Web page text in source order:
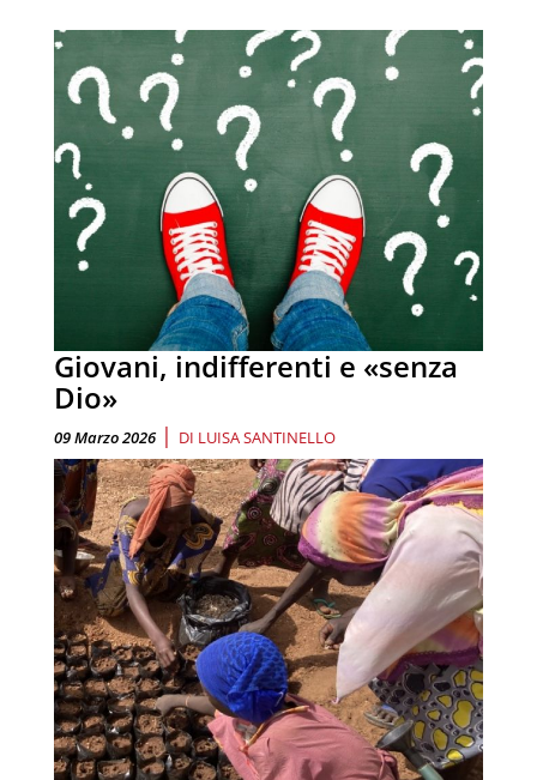
Giovani, indifferenti e «senza
Dio»
09 Marzo 2026 | DI LUISA SANTINELLO